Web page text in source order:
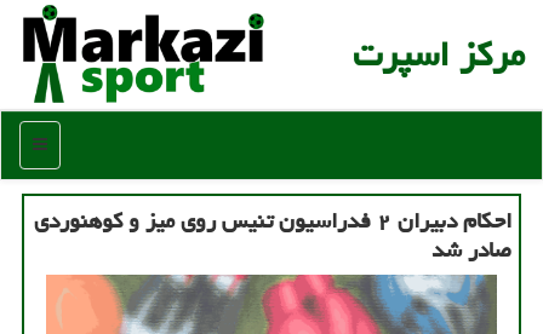
مركز اسپرت
منو
احكام دبیران ۲ فدراسیون تنیس روی میز و كوهنوردی
صادر شد